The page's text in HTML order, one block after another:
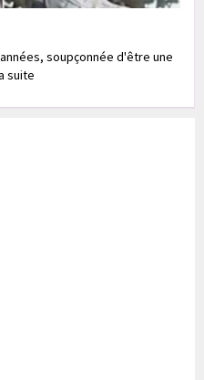
soupçonnée d'être une
suite